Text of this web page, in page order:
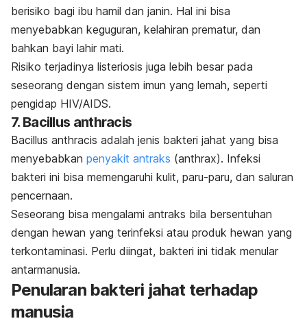
berisiko bagi ibu hamil dan janin. Hal ini bisa
menyebabkan keguguran, kelahiran prematur, dan
bahkan bayi lahir mati.
Risiko terjadinya listeriosis juga lebih besar pada
seseorang dengan sistem imun yang lemah, seperti
pengidap HIV/AIDS.
7. Bacillus anthracis
Bacillus anthracis adalah jenis bakteri jahat yang bisa
menyebabkan penyakit antraks (anthrax). Infeksi
bakteri ini bisa memengaruhi kulit, paru-paru, dan saluran
pencernaan.
Seseorang bisa mengalami antraks bila bersentuhan
dengan hewan yang terinfeksi atau produk hewan yang
terkontaminasi. Perlu diingat, bakteri ini tidak menular
antarmanusia.
Penularan bakteri jahat terhadap
manusia